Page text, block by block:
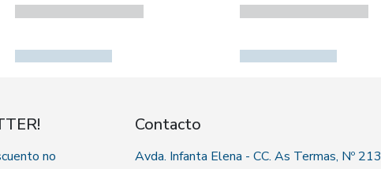
no
Contacto
Avda. Infanta Elena - CC. As Termas, Nº 213